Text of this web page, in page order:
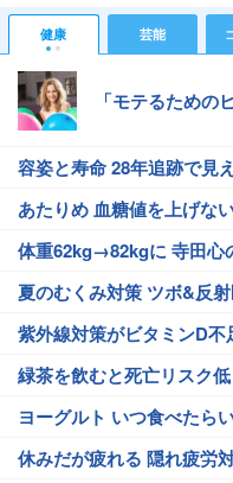
健康 芸能
「モテるための
容姿と寿命 28年追跡で見
あたりめ 血糖値を上げな
体重62kg→82kgに 寺田心
夏のむくみ対策 ツボ&反
紫外線対策がビタミンD不
緑茶を飲むと死亡リスク
ヨーグルト いつ食べたら
休みだが疲れる 隠れ疲労